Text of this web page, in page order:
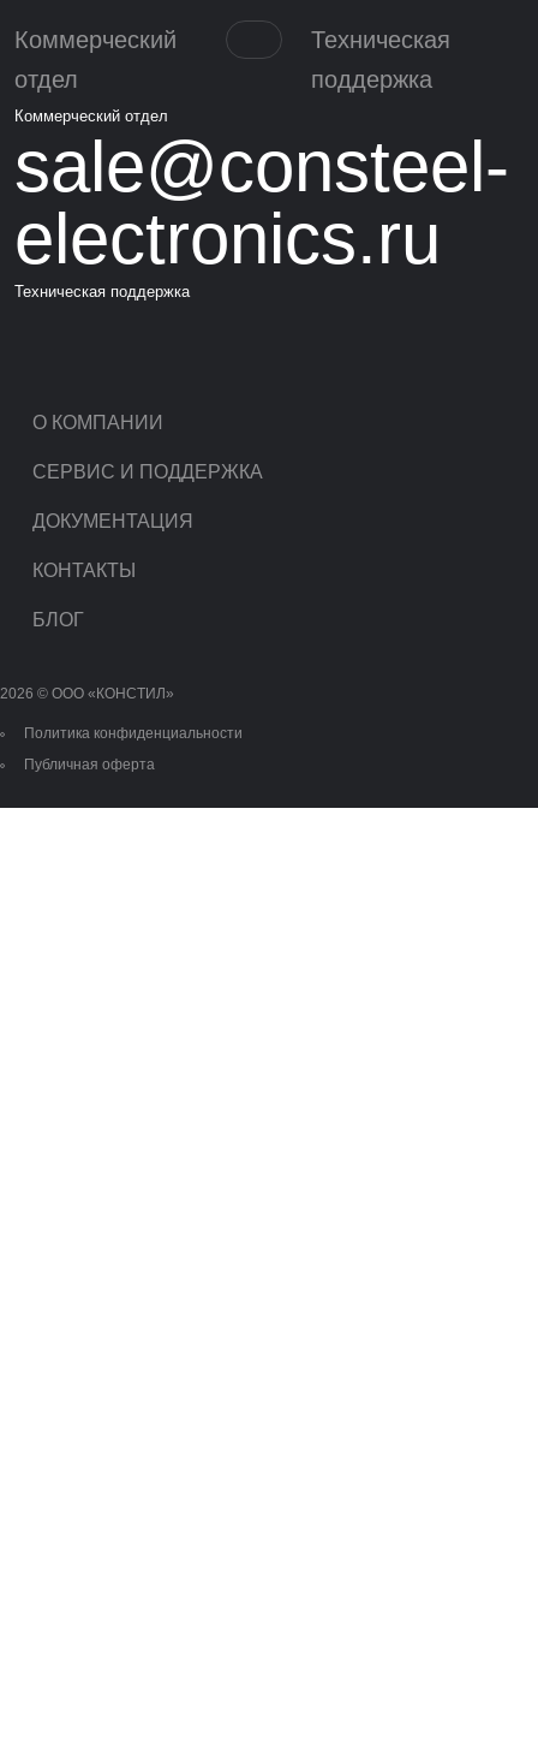
Коммерческий
отдел
Техническая
поддержка
Коммерческий отдел
sale@consteel-
electronics.ru
Техническая поддержка
О КОМПАНИИ
СЕРВИС И ПОДДЕРЖКА
ДОКУМЕНТАЦИЯ
КОНТАКТЫ
БЛОГ
2026 © OOO «КОНСТИЛ»
Политика конфиденциальности
Публичная оферта